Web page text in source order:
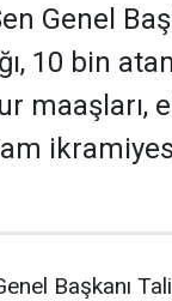
Genel
10 bin
maaşları,
Başkanı